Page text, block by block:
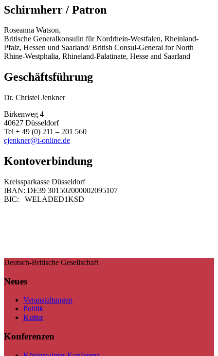
Schirmherr / Patron
Roseanna Watson,
Britische Generalkonsulin für Nordrhein-Westfalen, Rheinland-
Pfalz, Hessen und Saarland/ British Consul-General for North
Rhine-Westphalia, Rhineland-Palatinate, Hesse and Saarland
Geschäftsführung
Dr. Christel Jenkner
Birkenweg 4
40627 Düsseldorf
Tel + 49 (0) 211 – 201 560
cjenkner@t-online.de
Kontoverbindung
Kreissparkasse Düsseldorf
IBAN: DE39 301502000002095107
BIC: WELADED1KSD
Deutsch-Britische Gesellschaft
Neues
Veranstaltungen
Politik
Kultur
Konferenzen